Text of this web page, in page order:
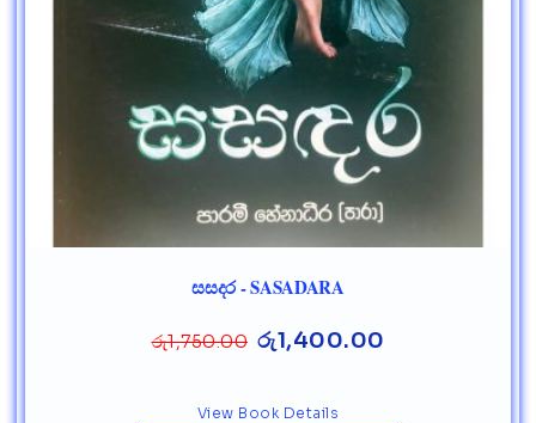
සසදර - SASADARA
රු1,750.00 රු1,400.00
View Book Details